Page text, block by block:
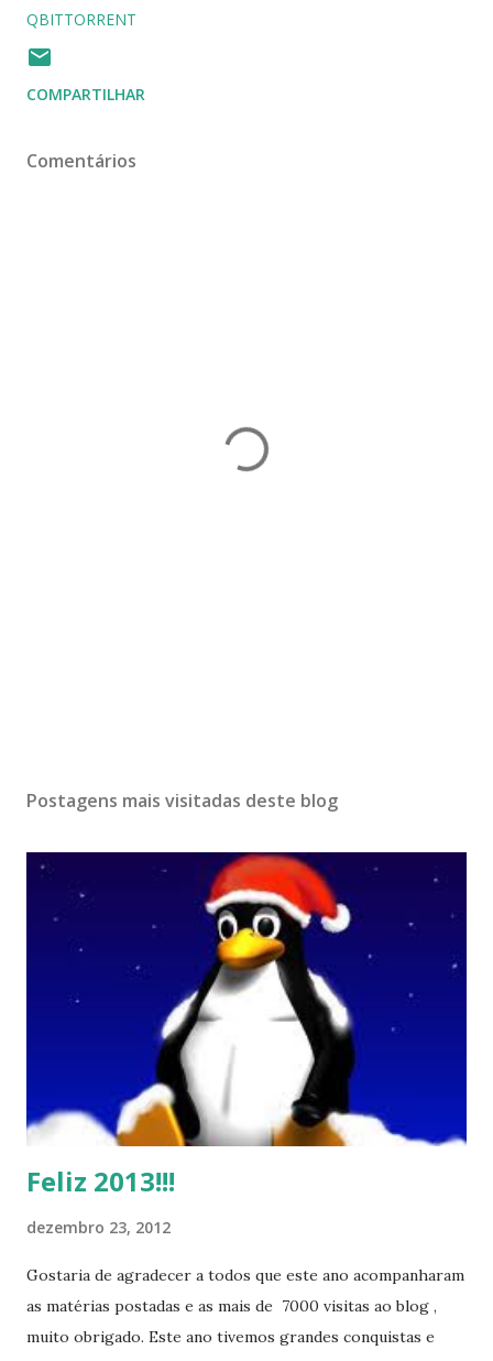
QBITTORRENT
COMPARTILHAR
Comentários
Postagens mais visitadas deste blog
Feliz 2013!!!
dezembro 23, 2012
Gostaria de agradecer a todos que este ano acompanharam
as matérias postadas e as mais de 7000 visitas ao blog ,
muito obrigado. Este ano tivemos grandes conquistas e